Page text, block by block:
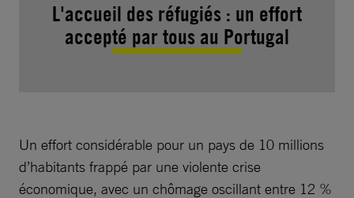
L'accueil des réfugiés : un effort
accepté par tous au Portugal
Un effort considérable pour un pays de 10 millions
d’habitants frappé par une violente crise
économique, avec un chômage oscillant entre 12 %